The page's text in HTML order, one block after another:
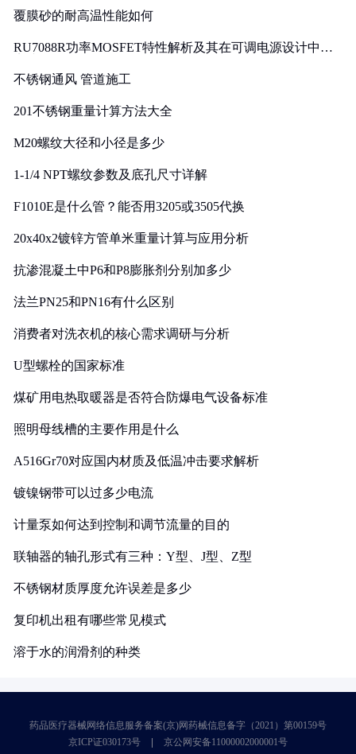
覆膜砂的耐高温性能如何
RU7088R功率MOSFET特性解析及其在可调电源设计中的
不锈钢通风 管道施工
201不锈钢重量计算方法大全
M20螺纹大径和小径是多少
1-1/4 NPT螺纹参数及底孔尺寸详解
F1010E是什么管？能否用3205或3505代换
20x40x2镀锌方管单米重量计算与应用分析
抗渗混凝土中P6和P8膨胀剂分别加多少
法兰PN25和PN16有什么区别
消费者对洗衣机的核心需求调研与分析
U型螺栓的国家标准
煤矿用电热取暖器是否符合防爆电气设备标准
照明母线槽的主要作用是什么
A516Gr70对应国内材质及低温冲击要求解析
镀镍钢带可以过多少电流
计量泵如何达到控制和调节流量的目的
联轴器的轴孔形式有三种：Y型、J型、Z型
不锈钢材质厚度允许误差是多少
复印机出租有哪些常见模式
溶于水的润滑剂的种类
药品医疗器械网络信息服务备案(京)网药械信息备字（2021）第00159号
京ICP证030173号
京公网安备11000002000001号